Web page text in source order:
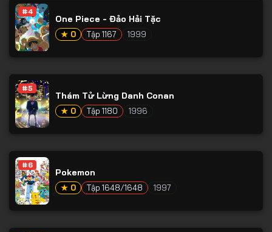
#4
One Piece - Đảo Hải Tặc
★ 0 Tập 1167 1999
#5
Thám Tử Lừng Danh Conan
★ 0 Tập 1180 1996
#6
Pokemon
★ 0 Tập 1648/1648 1997